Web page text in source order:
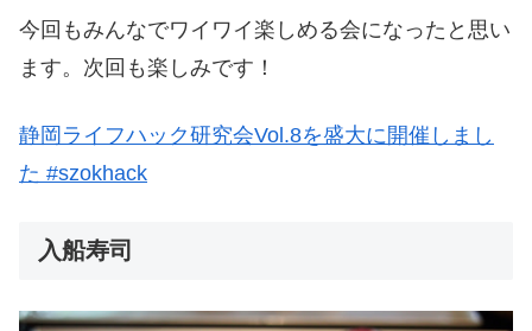
今回もみんなでワイワイ楽しめる会になったと思い
ます。次回も楽しみです！
静岡ライフハック研究会Vol.8を盛大に開催しまし
た #szokhack
入船寿司